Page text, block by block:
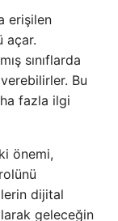
erişilen
açar.
sınıflarda
Bu
fazla ilgi
önemi,
dijital
geleceğin